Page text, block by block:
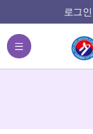
로그인
전체메뉴